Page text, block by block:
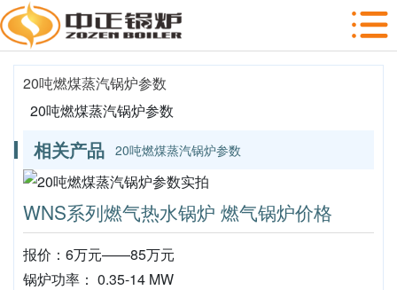
20吨燃煤蒸汽锅炉参数
20吨燃煤蒸汽锅炉参数
相关产品 20吨燃煤蒸汽锅炉参数
WNS系列燃气热水锅炉 燃气锅炉价格
报价：6万元——85万元
锅炉功率： 0.35-14 MW